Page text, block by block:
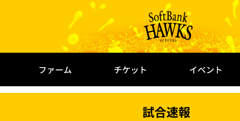
ファーム チケット イベント
試合速報